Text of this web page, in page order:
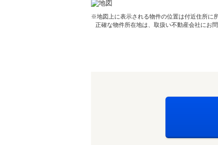
※地図上に表示される物件の位置は付近住所に
正確な物件所在地は、取扱い不動産会社にお